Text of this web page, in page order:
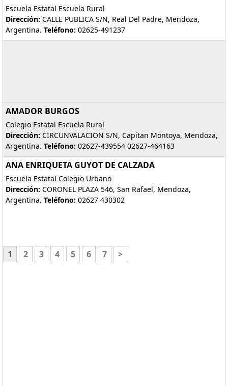
Escuela Estatal Escuela Rural
Dirección: CALLE PUBLICA S/N, Real Del Padre, Mendoza,
Argentina. Teléfono: 02625-491237
AMADOR BURGOS
Colegio Estatal Escuela Rural
Dirección: CIRCUNVALACION S/N, Capitan Montoya, Mendoza,
Argentina. Teléfono: 02627-439554 02627-464163
ANA ENRIQUETA GUYOT DE CALZADA
Escuela Estatal Colegio Urbano
Dirección: CORONEL PLAZA 546, San Rafael, Mendoza,
Argentina. Teléfono: 02627 430302
1 2 3 4 5 6 7 >